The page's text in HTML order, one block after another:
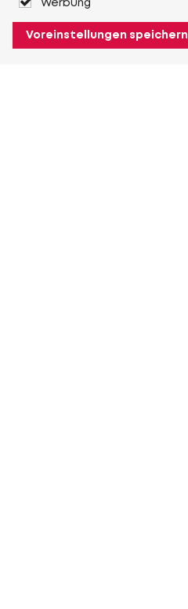
Werbung
Voreinstellungen speichern